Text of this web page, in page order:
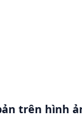
trên hình